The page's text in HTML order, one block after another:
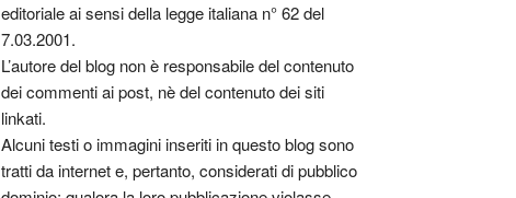
editoriale ai sensi della legge italiana n° 62 del
7.03.2001.
L’autore del blog non è responsabile del contenuto
dei commenti ai post, nè del contenuto dei siti
linkati.
Alcuni testi o immagini inseriti in questo blog sono
tratti da internet e, pertanto, considerati di pubblico